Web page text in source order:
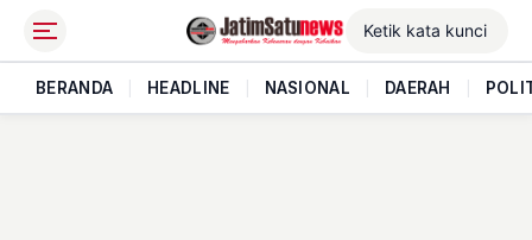
BERANDA HEADLINE NASIONAL DAERAH